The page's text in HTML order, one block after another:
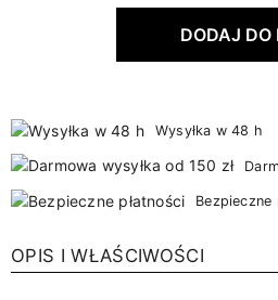
DODAJ DO
Wysyłka w 48 h
Bezpieczne
OPIS I WŁAŚCIWOŚCI